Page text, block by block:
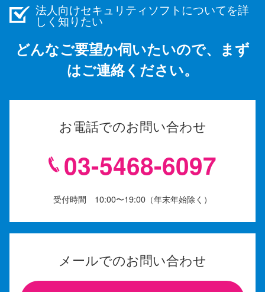
法人向けセキュリティソフトについてを詳
しく知りたい
どんなご要望か伺いたいので、まず
はご連絡ください。
お電話でのお問い合わせ
03-5468-6097
受付時間 10:00〜19:00（年末年始除く）
メールでのお問い合わせ